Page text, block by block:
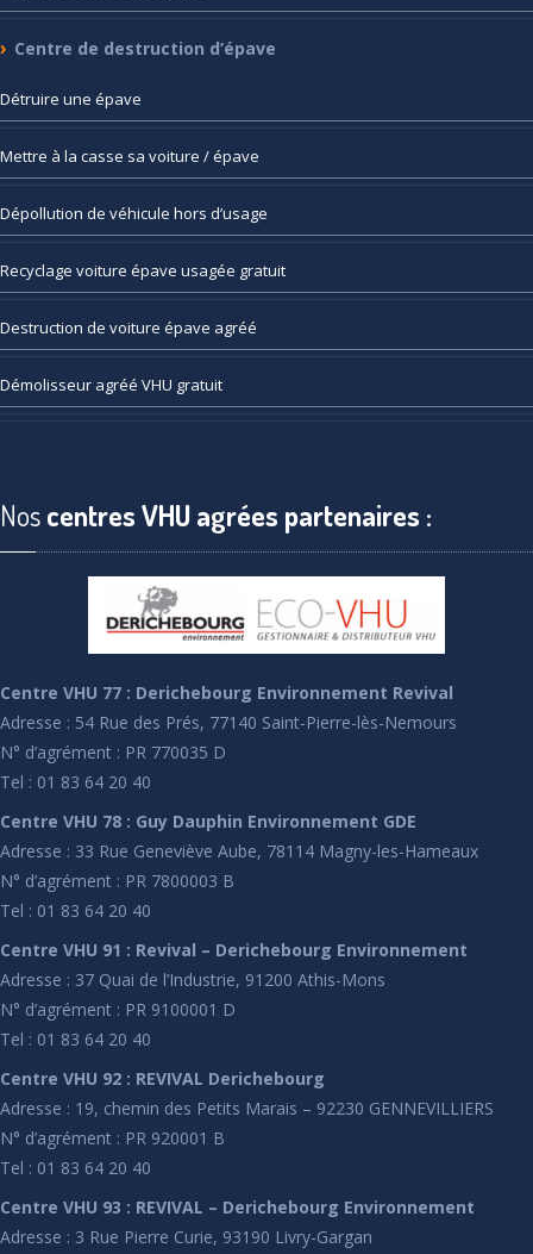
Centre de destruction d’épave
Détruire une épave
Mettre à la casse sa voiture / épave
Dépollution de véhicule hors d’usage
Recyclage voiture épave usagée gratuit
Destruction de voiture épave agréé
Démolisseur agréé VHU gratuit
Noscentres VHU agrées partenaires :
Centre VHU 77 : Derichebourg Environnement Revival
Adresse : 54 Rue des Prés, 77140 Saint-Pierre-lès-Nemours
N° d’agrément : PR 770035 D
Tel : 01 83 64 20 40
Centre VHU 78 : Guy Dauphin Environnement GDE
Adresse : 33 Rue Geneviève Aube, 78114 Magny-les-Hameaux
N° d’agrément : PR 7800003 B
Tel : 01 83 64 20 40
Centre VHU 91 : Revival – Derichebourg Environnement
Adresse : 37 Quai de l’Industrie, 91200 Athis-Mons
N° d’agrément : PR 9100001 D
Tel : 01 83 64 20 40
Centre VHU 92 : REVIVAL Derichebourg
Adresse : 19, chemin des Petits Marais – 92230 GENNEVILLIERS
N° d’agrément : PR 920001 B
Tel : 01 83 64 20 40
Centre VHU 93 : REVIVAL – Derichebourg Environnement
Adresse : 3 Rue Pierre Curie, 93190 Livry-Gargan